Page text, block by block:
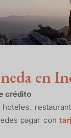
en
crédito
hoteles,
pagar con